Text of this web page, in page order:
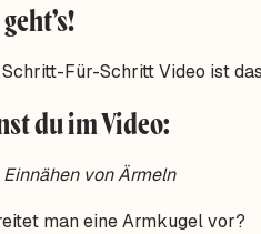
Schritt-Für-Schritt Video ist
du im Video:
von Ärmeln
man eine Armkugel vor?